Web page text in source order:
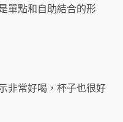
單點和自助結合的形
非常好喝，杯子也很好